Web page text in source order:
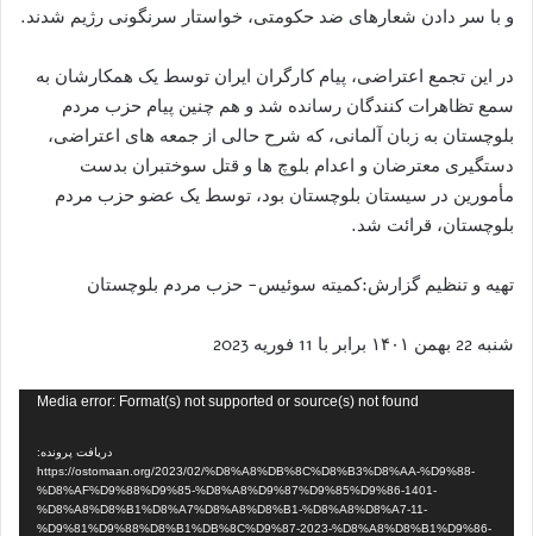
و با سر دادن شعارهای ضد حکومتی، خواستار سرنگونی رژیم شدند.
در این تجمع اعتراضی، پیام کارگران ایران توسط یک همکارشان به
سمع تظاهرات کنندگان رسانده شد و هم چنین پیام حزب مردم
بلوچستان به زبان آلمانی، که شرح حالی از جمعه های اعتراضی،
دستگیری معترضان و اعدام بلوچ ها و قتل سوختبران بدست
مأمورین در سیستان بلوچستان بود، توسط یک عضو حزب مردم
بلوچستان، قرائت شد.
تهیه و تنظیم گزارش:کمیته سوئیس- حزب مردم بلوچستان
شنبه 22 بهمن ۱۴۰۱ برابر با 11 فوریه 2023
Media error: Format(s) not supported or source(s) not found
دریافت پرونده:
https://ostomaan.org/2023/02/%D8%A8%DB%8C%D8%B3%D8%AA-%D9%88-
%D8%AF%D9%88%D9%85-%D8%A8%D9%87%D9%85%D9%86-1401-
%D8%A8%D8%B1%D8%A7%D8%A8%D8%B1-%D8%A8%D8%A7-11-
%D9%81%D9%88%D8%B1%DB%8C%D9%87-2023-%D8%A8%D8%B1%D9%86-